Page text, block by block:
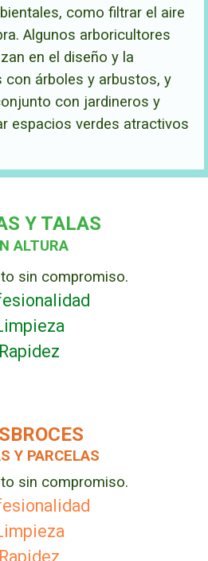
como filtrar el aire
Algunos arboricultores
en el diseño y la
con árboles y arbustos, y
con jardineros y
espacios verdes atractivos
Y TALAS
ALTURA
sin compromiso.
Rapidez
Y PARCELAS
sin compromiso.
Rapidez